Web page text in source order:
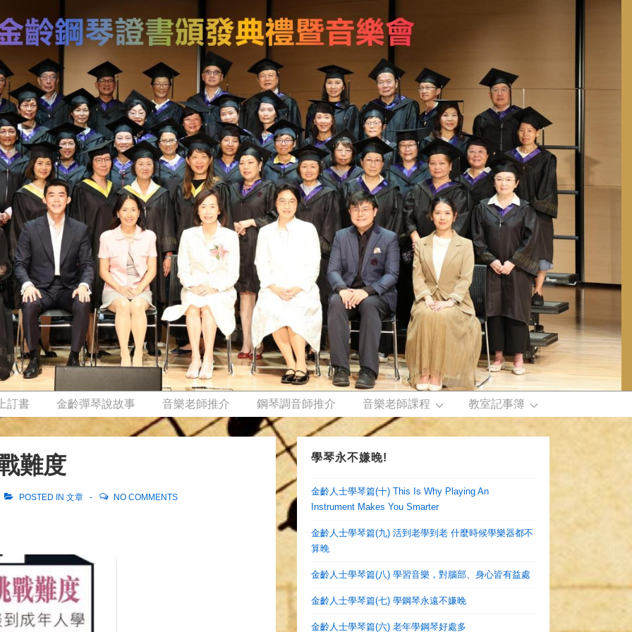
訂書 金齡彈琴說故事 音樂老師推介 鋼琴調音師推介 音樂老師課程 教室記事簿
難度
POSTED IN 文章 NO COMMENTS
學琴永不嫌晚!
金齡人士學琴篇(十) This Is Why Playing An
Instrument Makes You Smarter
金齡人士學琴篇(九) 活到老學到老 什麼時候學樂器都不
算晚
金齡人士學琴篇(八) 學習音樂，對腦部、身心皆有益處
金齡人士學琴篇(七) 學鋼琴永遠不嫌晚
金齡人士學琴篇(六) 老年學鋼琴好處多